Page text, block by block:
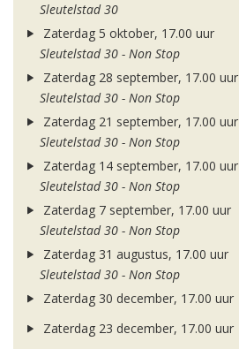
Sleutelstad 30
Zaterdag 5 oktober, 17.00 uur
Sleutelstad 30 - Non Stop
Zaterdag 28 september, 17.00 uur
Sleutelstad 30 - Non Stop
Zaterdag 21 september, 17.00 uur
Sleutelstad 30 - Non Stop
Zaterdag 14 september, 17.00 uur
Sleutelstad 30 - Non Stop
Zaterdag 7 september, 17.00 uur
Sleutelstad 30 - Non Stop
Zaterdag 31 augustus, 17.00 uur
Sleutelstad 30 - Non Stop
Zaterdag 30 december, 17.00 uur
Zaterdag 23 december, 17.00 uur